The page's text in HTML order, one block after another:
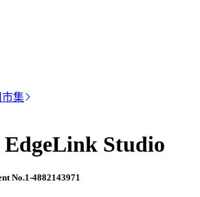
集
Studio
No.1-4882143971